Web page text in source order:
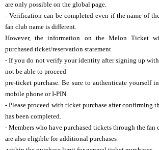
are only possible on the global page.
- Verification can be completed even if the name of
fan club name is different.
However, the information on the Melon Ticket
purchased ticket/reservation statement.
- If you do not verify your identity after signing up
not be able to proceed
pre-ticket purchase. Be sure to authenticate yourself
mobile phone or I-PIN.
- Please proceed with ticket purchase after confirming
has been completed.
- Members who have purchased tickets through the fan
are also eligible for additional purchases